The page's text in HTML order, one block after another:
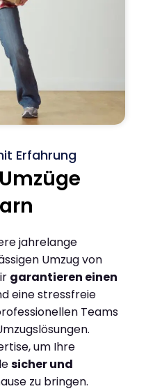
Erfahrung
jahrelange
Umzug von
garantieren einen
eine stressfreie
Teams
um Ihre
sicher und
zu bringen.